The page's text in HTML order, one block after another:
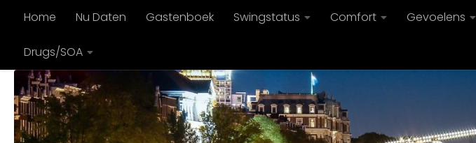
Doorgaan naar inhoud
Home Nu Daten Gastenboek Swingstatus Comfort Gevoelens
Drugs/SOA